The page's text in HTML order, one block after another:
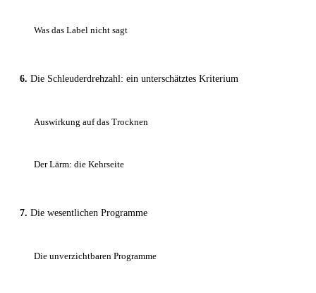
Was das Label nicht sagt
Die Schleuderdrehzahl: ein unterschätztes Kriterium
Auswirkung auf das Trocknen
Der Lärm: die Kehrseite
Die wesentlichen Programme
Die unverzichtbaren Programme